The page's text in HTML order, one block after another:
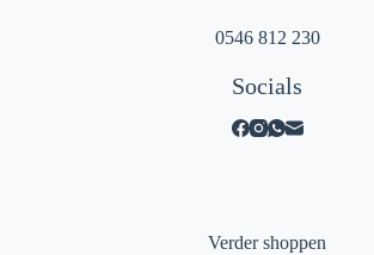
0546 812 230
Socials
Verder shoppen